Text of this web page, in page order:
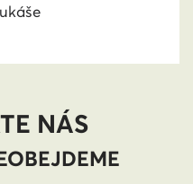
NÁS